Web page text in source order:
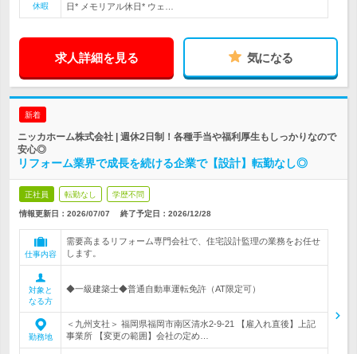
休暇
日* メモリアル休日* ウェ…
求人詳細を見る 気になる
新着
ニッカホーム株式会社 | 週休2日制！各種手当や福利厚生もしっかりなので
安心◎
リフォーム業界で成長を続ける企業で【設計】転勤なし◎
正社員 転勤なし 学歴不問
情報更新日：2026/07/07 終了予定日： 2026/12/28
仕事内容
需要高まるリフォーム専門会社で、住宅設計監理の業務をお任せ
します。
対象と
なる方
◆一級建築士◆普通自動車運転免許（AT限定可）
勤務地
＜九州支社＞ 福岡県福岡市南区清水2-9-21 【雇入れ直後】上記
事業所 【変更の範囲】会社の定め…